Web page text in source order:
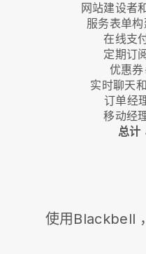
网站建设者
服务表单构
在线支
定期订
优惠券
实时聊天
订单经
移动经
总计
使用 Blackbell